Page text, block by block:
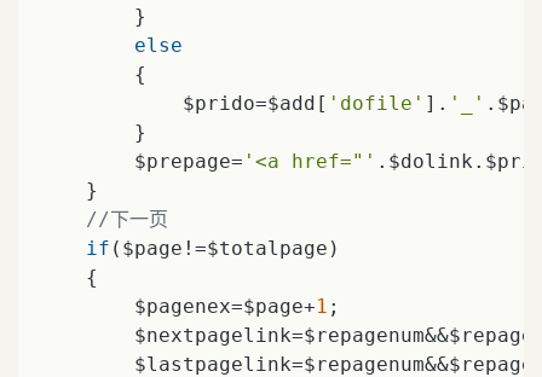
        }
else
        {
            $prido=$add[
'dofile' ]. '_'
        }
        $prepage=
'<a href="'
    }
//下一页
if ($page!=$totalpage)
    {
        $pagenex=$page+
1 ;